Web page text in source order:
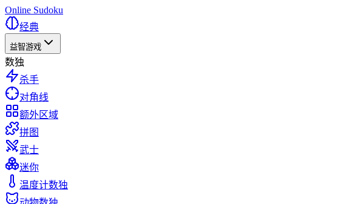
Online Sudoku
经典
益智游戏
数独
杀手
对角线
额外区域
拼图
武士
迷你
温度计数独